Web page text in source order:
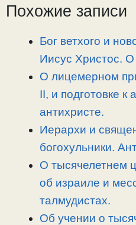
L
g
a
b
а
ь
Похожие записи
Бог ветхого и
Иисус Христос.
О лицемерном
II, и подготовке к
антихристе.
Иерархи и
богохульники.
О тысячелетнем
об израиле и
талмудистах.
Об учении о